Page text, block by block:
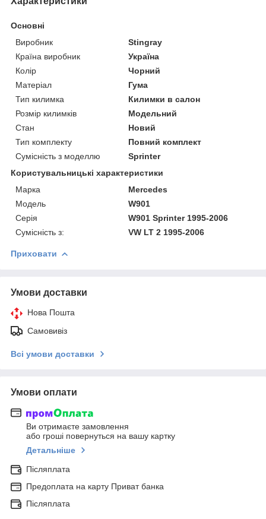
Основні
Виробник
Stingray
Країна виробник
Україна
Колір
Чорний
Матеріал
Гума
Тип килимка
Килимки в салон
Розмір килимків
Модельний
Стан
Новий
Тип комплекту
Повний комплект
Сумісність з моделлю
Sprinter
Користувальницькі характеристики
Марка
Mercedes
Модель
W901
Серія
W901 Sprinter 1995-2006
Сумісність з:
VW LT 2 1995-2006
Приховати
Умови доставки
Нова Пошта
Самовивіз
Всі умови доставки
Умови оплати
Ви отримаєте замовлення
або гроші повернуться на вашу картку
Детальніше
Післяплата
Предоплата на карту Приват банка
Післяплата